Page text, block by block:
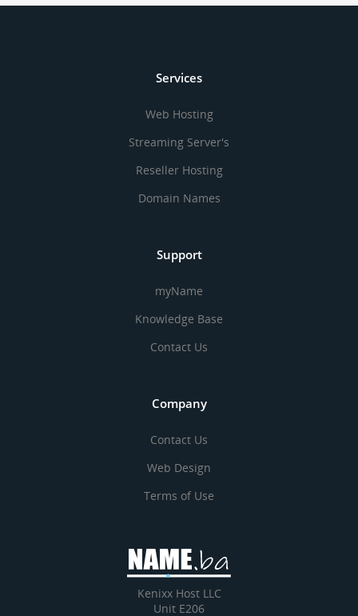
Services
Web Hosting
Streaming Server's
Reseller Hosting
Domain Names
Support
myName
Knowledge Base
Contact Us
Company
Contact Us
Web Design
Terms of Use
Kenixx Host LLC
Unit E206